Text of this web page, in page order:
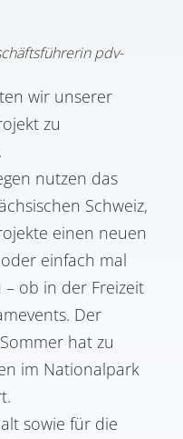
wir unserer
zu
nutzen das
Schweiz,
einen neuen
einfach mal
ob in der Freizeit
Der
hat zu
im Nationalpark
sowie für die
pdv-